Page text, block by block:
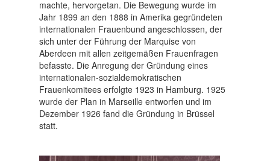
machte, hervorgetan. Die Bewegung wurde im
Jahr 1899 an den 1888 in Amerika gegründeten
internationalen Frauenbund angeschlossen, der
sich unter der Führung der Marquise von
Aberdeen mit allen zeitgemäßen Frauenfragen
befasste. Die Anregung der Gründung eines
internationalen-sozialdemokratischen
Frauenkomitees erfolgte 1923 in Hamburg. 1925
wurde der Plan in Marseille entworfen und im
Dezember 1926 fand die Gründung in Brüssel
statt.